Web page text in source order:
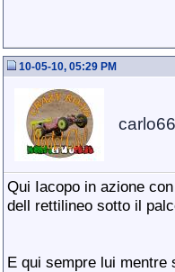
10-05-10, 05:29 PM
carlo66
Qui Iacopo in azione
dell rettilineo sotto il
E qui sempre lui mentre